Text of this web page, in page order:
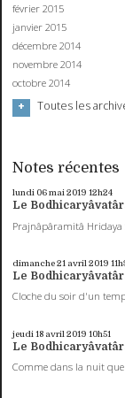
février 2015
janvier 2015
décembre 2014
novembre 2014
octobre 2014
Toutes les
Notes récentes
lundi 06mai 2019 12h24
Le
Prajnâpâramitâ Hridaya
dimanche 21 avril 2019
Le
Cloche du soir d'un
jeudi 18 avril 2019 10h51
Le
Comme dans la nuit que